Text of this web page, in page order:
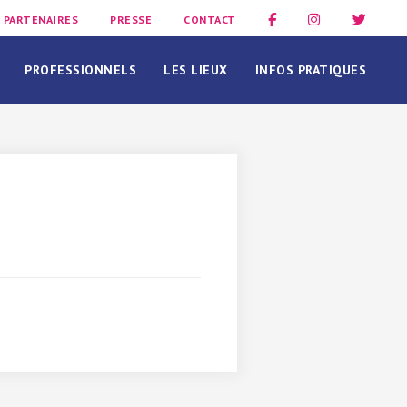
PARTENAIRES PRESSE CONTACT
PROFESSIONNELS LES LIEUX INFOS PRATIQUES